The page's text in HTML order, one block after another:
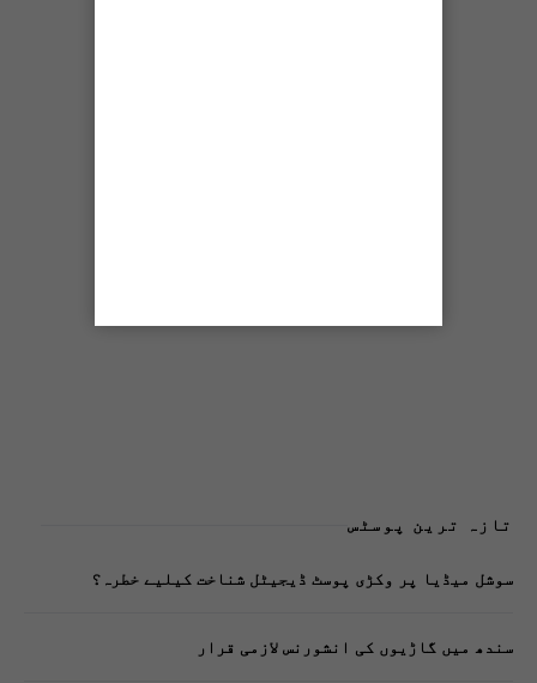
تازہ ترین پوسٹس
سوشل میڈیا پر وکڑی پوسٹ ڈیجیٹل شناخت کیلیے خطرہ؟
سندھ میں گاڑیوں کی انشورنس لازمی قرار